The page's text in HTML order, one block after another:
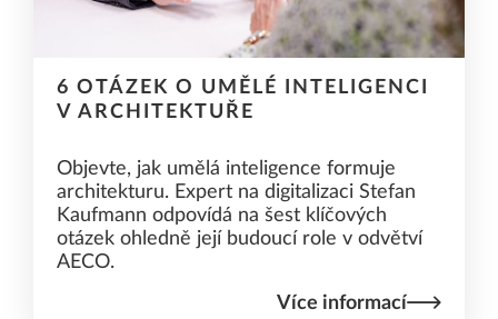
6 OTÁZEK O UMĚLÉ INTELIGENCI
V ARCHITEKTUŘE
Objevte, jak umělá inteligence formuje
architekturu. Expert na digitalizaci Stefan
Kaufmann odpovídá na šest klíčových
otázek ohledně její budoucí role v odvětví
AECO.
Více informací